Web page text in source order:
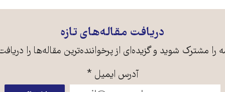
دریافت مقاله‌های تازه
را مشترک شوید و گزیده‌ای از پرخواننده‌ترین مقاله‌ها را
آدرس ایمیل *